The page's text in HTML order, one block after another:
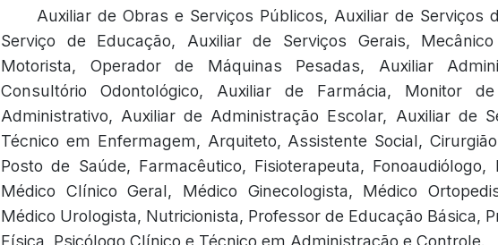
Auxiliar de Obras e Serviços Públicos, Auxiliar de Serviços
Serviço de Educação, Auxiliar de Serviços Gerais,
Motorista, Operador de Máquinas Pesadas, Auxiliar
Consultório Odontológico, Auxiliar de Farmácia, Monitor
Administrativo, Auxiliar de Administração Escolar, Auxiliar de
Técnico em Enfermagem, Arquiteto, Assistente Social,
Posto de Saúde, Farmacêutico, Fisioterapeuta, Fonoaudiólogo,
Médico Clínico Geral, Médico Ginecologista, Médico
Médico Urologista, Nutricionista, Professor de Educação Básica,
Física, Psicólogo Clínico e Técnico em Administração e Controle.